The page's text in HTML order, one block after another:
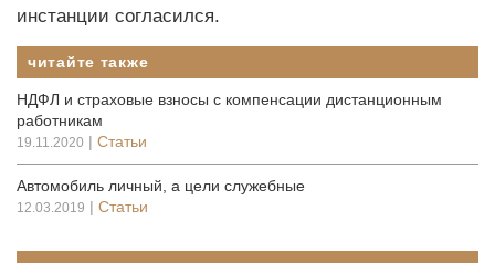
инстанции согласился.
читайте также
НДФЛ и страховые взносы с компенсации дистанционным
работникам
19.11.2020 | Статьи
Автомобиль личный, а цели служебные
12.03.2019 | Статьи